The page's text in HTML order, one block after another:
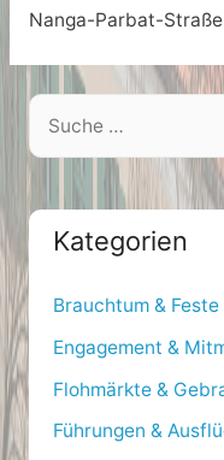
Nanga-Parbat-Straße
e
r
c
h
f
r
Kategorien
Brauchtum & Feste
Engagement &
Flohmärkte &
Führungen &